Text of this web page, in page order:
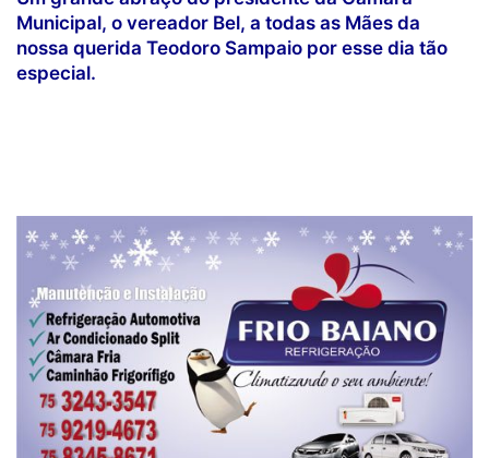
Municipal, o vereador Bel, a todas as Mães da
nossa querida Teodoro Sampaio por esse dia tão
especial.